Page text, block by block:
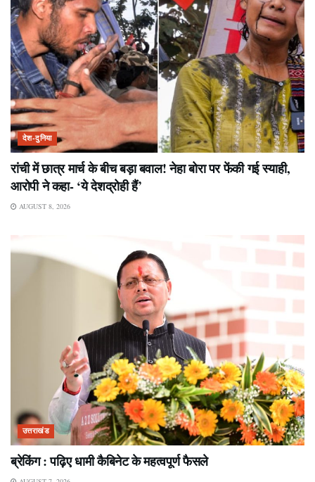
देश-दुनिया
रांची में छात्र मार्च के बीच बड़ा बवाल! नेहा बोरा पर फेंकी गई स्याही,
आरोपी ने कहा- ‘ये देशद्रोही हैं’
AUGUST 8, 2026
उत्तराखंड
ब्रेकिंग : पढ़िए धामी कैबिनेट के महत्वपूर्ण फैसले